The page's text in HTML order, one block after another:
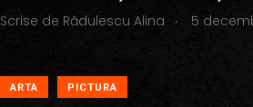
Scrise de Rădulescu Alina . 5
ARTA PICTURA